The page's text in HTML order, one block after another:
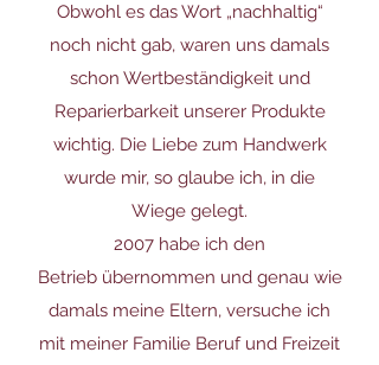
Obwohl es das Wort „nachhaltig“
noch nicht gab, waren uns damals
schon Wertbeständigkeit und
Reparierbarkeit unserer Produkte
wichtig. Die Liebe zum Handwerk
wurde mir, so glaube ich, in die
Wiege gelegt.
2007 habe ich den
Betrieb übernommen und genau wie
damals meine Eltern, versuche ich
mit meiner Familie Beruf und Freizeit